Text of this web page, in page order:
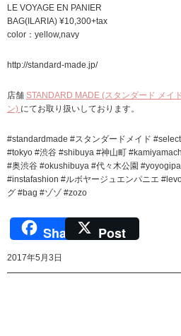
LE VOYAGE EN PANIER
BAG(ILARIA) ¥10,300+tax
color：yellow,navy
http://standard-made.jp/
店舗 STANDARD MADE (スタンダード メイド
ン) にてお取り扱いしております。
#standardmade #スタンダードメイド
#tokyo #渋谷 #shibuya #神山町
#奥渋谷 #okushibuya #代々木公園
#instafashion #ルボヤージュエンパニエ
グ #bag #ゾゾ #zozo
Share Post
2017年5月3日